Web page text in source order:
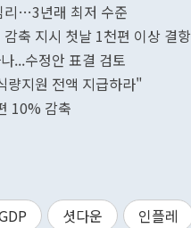
리…3년래 최저 수준
축 지시 첫날 1천편 이상 결항
...수정안 표결 검토
량지원 전액 지급하라"
10% 감축
셧다운 인플레